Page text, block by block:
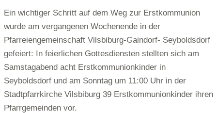
Ein wichtiger Schritt auf dem Weg zur Erstkommunion
wurde am vergangenen Wochenende in der
Pfarreiengemeinschaft Vilsbiburg-Gaindorf- Seyboldsdorf
gefeiert: In feierlichen Gottesdiensten stellten sich am
Samstagabend acht Erstkommunionkinder in
Seyboldsdorf und am Sonntag um 11:00 Uhr in der
Stadtpfarrkirche Vilsbiburg 39 Erstkommunionkinder ihren
Pfarrgemeinden vor.